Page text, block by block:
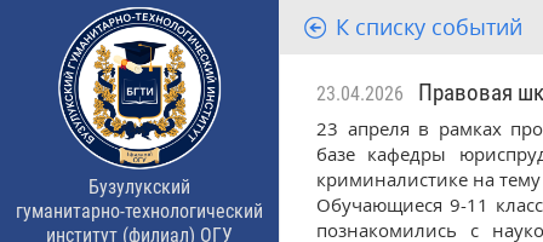
Бузулукский
гуманитарно-технологический
институт (филиал) ОГУ
К списку событий
23.04.2026 Правовая
23 апреля в рамках
базе кафедры
криминалистике на
Обучающиеся 9-11
познакомились с